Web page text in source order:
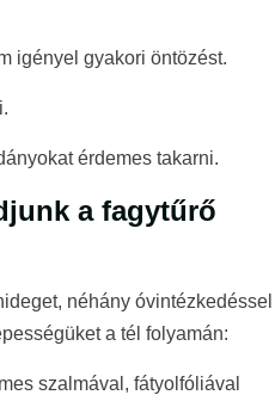
igényel gyakori öntözést.
érdemes takarni.
a fagytűrő
néhány óvintézkedéssel
a tél folyamán:
szalmával, fátyolfóliával